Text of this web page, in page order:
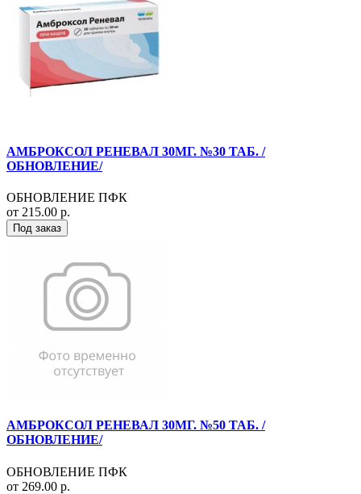
АМБРОКСОЛ РЕНЕВАЛ 30МГ. №30 ТАБ. /
ОБНОВЛЕНИЕ/
ОБНОВЛЕНИЕ ПФК
от 215.00 р.
Под заказ
АМБРОКСОЛ РЕНЕВАЛ 30МГ. №50 ТАБ. /
ОБНОВЛЕНИЕ/
ОБНОВЛЕНИЕ ПФК
от 269.00 р.